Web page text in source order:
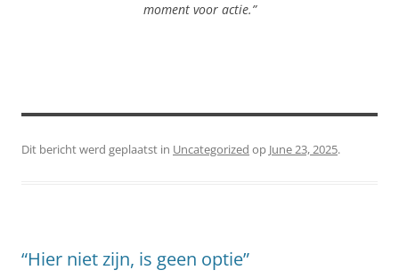
moment voor actie.”
Dit bericht werd geplaatst in Uncategorized op June 23, 2025.
“Hier niet zijn, is geen optie”